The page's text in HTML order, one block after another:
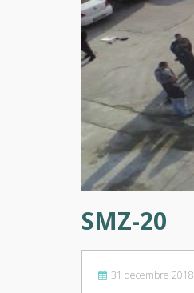
SMZ-20
31 décembre 2018